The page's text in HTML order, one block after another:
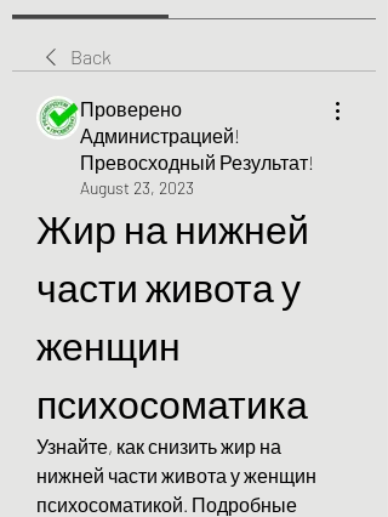
Back
Проверено
Администрацией!
Превосходный Результат!
August 23, 2023
Жир на нижней
части живота у
женщин
психосоматика
Узнайте, как снизить жир на
нижней части живота у женщин
психосоматикой. Подробные